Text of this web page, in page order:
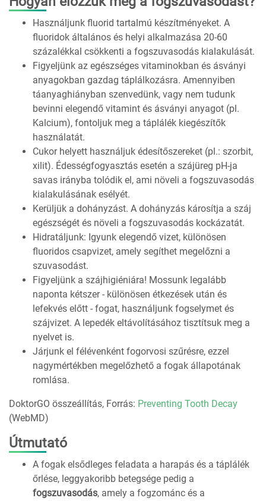
Használjunk fluorid tartalmú készítményeket. A
fluoridok általános és helyi alkalmazása 20-60
százalékkal csökkenti a fogszuvasodás kialakulását.
Figyeljünk az egészséges vitaminokban és ásványi
anyagokban gazdag táplálkozásra. Amennyiben
táanyaghiányban szenvedünk, vagy nem tudunk
bevinni elegendő vitamint és ásványi anyagot (pl.
Kalcium), fontoljuk meg a táplálék kiegészítők
használatát.
Cukor helyett használjuk édesítőszereket (pl.: szorbit,
xilit). Édességfogyasztás esetén a szájüreg pH-ja
savas irányba tolódik el, ami növeli a fogszuvasodás
kialakulásának esélyét.
Kerüljük a dohányzást. A dohányzás károsítja a száj
egészségét és növeli a fogszuvasodás kockázatát.
Hidratáljunk: Igyunk elegendő vizet, különösen
fluoridos csapvizet, amely segíthet megelőzni a
szuvasodást.
Figyeljünk a szájhigiéniára! Mossunk legalább
naponta kétszer - különösen étkezések után és
lefekvés előtt - fogat, használjunk fogselymet és
szájvizet. A lepedék eltávolításához tisztítsuk meg a
nyelvet is.
Járjunk el félévenként fogorvosi szűrésre, ezzel
nagymértékben megelőzhető a fogak állapotának
romlása.
DoktorGO összeállítás, Forrás: Preventing Tooth Decay
(WebMD)
Útmutató
A fogak elsődleges feladata a harapás és a táplálék
őrlése, leggyakoribb betegsége pedig a
fogszuvasodás, amely a fogzománc és a